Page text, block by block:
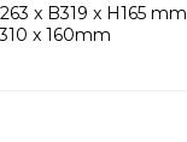
x B319 x H165 mm
x 160mm